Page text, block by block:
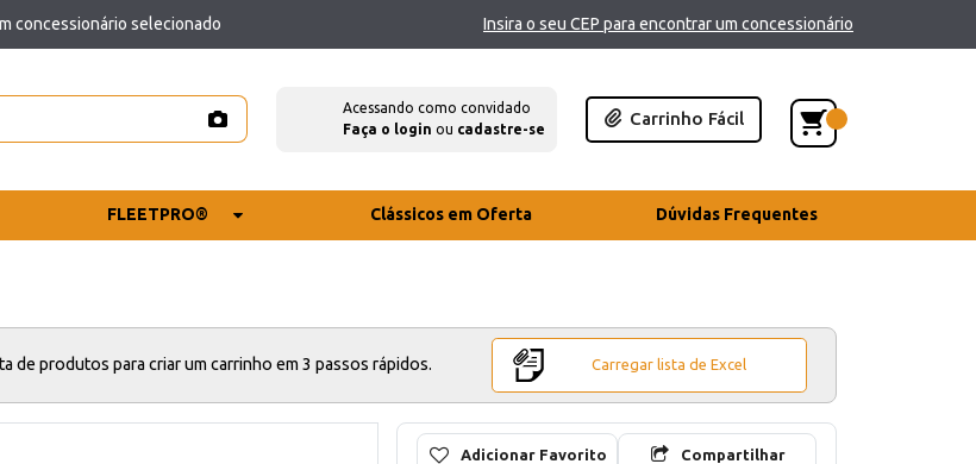
concessionário selecionado Insira o seu CEP para encontrar um concessionário
Acessando como convidado
Faça o login ou cadastre-se
Carrinho Fácil
FLEETPRO® Clássicos em Oferta Dúvidas Frequentes
de produtos para criar um carrinho em 3 passos rápidos. Carregar lista de Excel
Adicionar Favorito Compartilhar